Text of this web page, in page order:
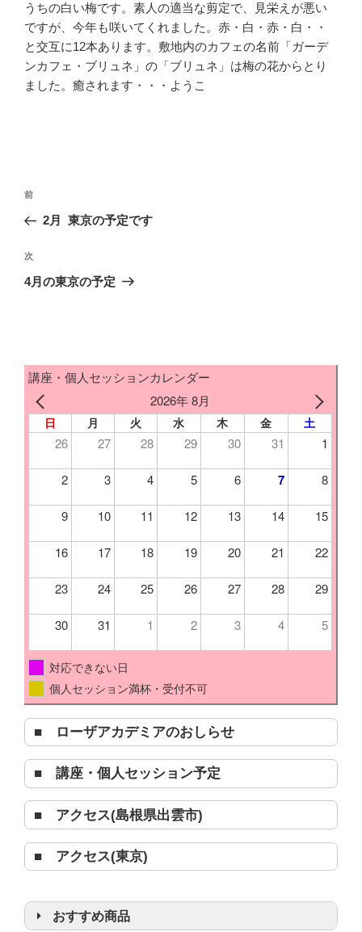
うちの白い梅です。素人の適当な剪定で、見栄えが悪い
ですが、今年も咲いてくれました。赤・白・赤・白・・
と交互に12本あります。敷地内のカフェの名前「ガーデ
ンカフェ・ブリュネ」の「ブリュネ」は梅の花からとり
ました。癒されます・・・ようこ
前
2月 東京の予定です
次
の
次
4月の東京の予定
講座・個人セッションカレンダー
2026年 8月
日 月 火 水 木 金 土
26 27 28 29 30 31 1
2 3 4 5 6 7 8
9 10 11 12 13 14 15
16 17 18 19 20 21 22
23 24 25 26 27 28 29
30 31 1 2 3 4 5
対応できない日
個人セッション満杯・受付不可
■ ローザアカデミアのおしらせ
■ 講座・個人セッション予定
■ アクセス(島根県出雲市)
■ アクセス(東京)
おすすめ商品